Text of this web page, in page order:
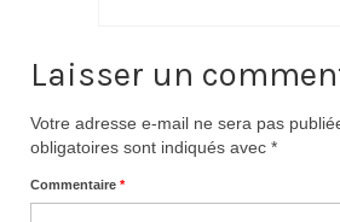
Laisser un
Votre adresse e-mail ne sera pas
obligatoires sont indiqués avec *
Commentaire *